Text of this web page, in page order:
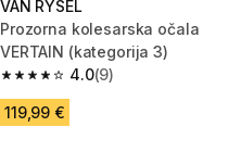
VAN RYSEL
Prozorna kolesarska očala
VERTAIN (kategorija 3)
4.0
4.0 od 5 zvezdic from 9 ocene
(9)
119,99 €